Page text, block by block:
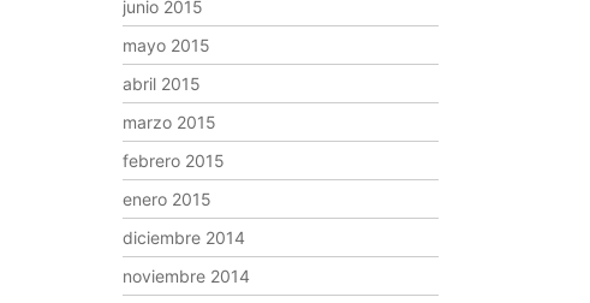
junio 2015
mayo 2015
abril 2015
marzo 2015
febrero 2015
enero 2015
diciembre 2014
noviembre 2014